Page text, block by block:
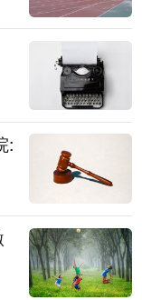
: